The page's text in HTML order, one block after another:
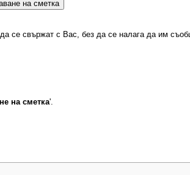
се свържат с Вас, без да се налага да им
на сметка'.